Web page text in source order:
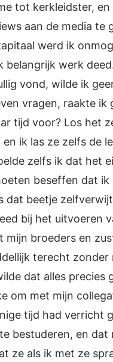
tot kerkleidster, en
aan de media te
werd ik
werk
vond, wilde ik
vragen, raakte ik
tijd voor? Los het
ik las ze zelfs de
zelfs ik dat het
beseffen dat ik
dat beetje
bij het uitvoeren
broeders en
terecht zonder
dat alles precies
met mijn
tijd had verricht
bestuderen, en dat
ze als ik met ze